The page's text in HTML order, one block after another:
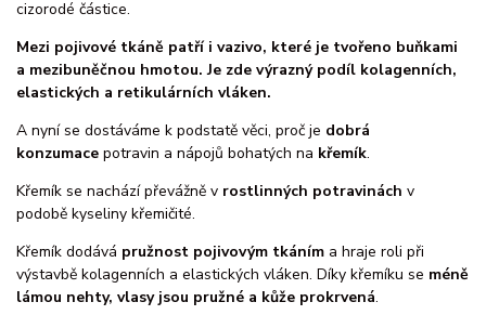
cizorodé částice.
Mezi pojivové tkáně patří i vazivo, které je tvořeno buňkami
a mezibuněčnou hmotou. Je zde výrazný podíl kolagenních,
elastických a retikulárních vláken.
A nyní se dostáváme k podstatě věci, proč je dobrá
konzumace potravin a nápojů bohatých na křemík.
Křemík se nachází převážně v rostlinných potravinách v
podobě kyseliny křemičité.
Křemík dodává pružnost pojivovým tkáním a hraje roli při
výstavbě kolagenních a elastických vláken. Díky křemíku se méně
lámou nehty, vlasy jsou pružné a kůže prokrvená.